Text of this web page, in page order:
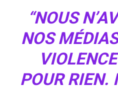
“NOUS
NOS
POUR RIEN.